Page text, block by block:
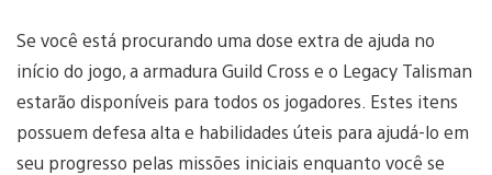
Se você está procurando uma dose extra de ajuda no
início do jogo, a armadura Guild Cross e o Legacy Talisman
estarão disponíveis para todos os jogadores. Estes itens
possuem defesa alta e habilidades úteis para ajudá-lo em
seu progresso pelas missões iniciais enquanto você se